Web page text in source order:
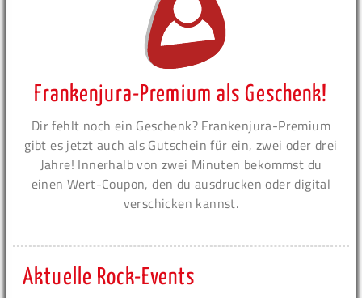
Frankenjura-Premium als Geschenk!
Dir fehlt noch ein Geschenk? Frankenjura-Premium
gibt es jetzt auch als Gutschein für ein, zwei oder drei
Jahre! Innerhalb von zwei Minuten bekommst du
einen Wert-Coupon, den du ausdrucken oder digital
verschicken kannst.
Aktuelle Rock-Events